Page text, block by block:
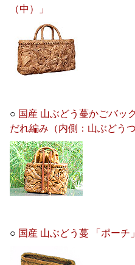
（中）」
○ 国産 山ぶどう蔓かごバ
だれ編み（内側：山ぶどう
○ 国産 山ぶどう蔓 「ポーチ」